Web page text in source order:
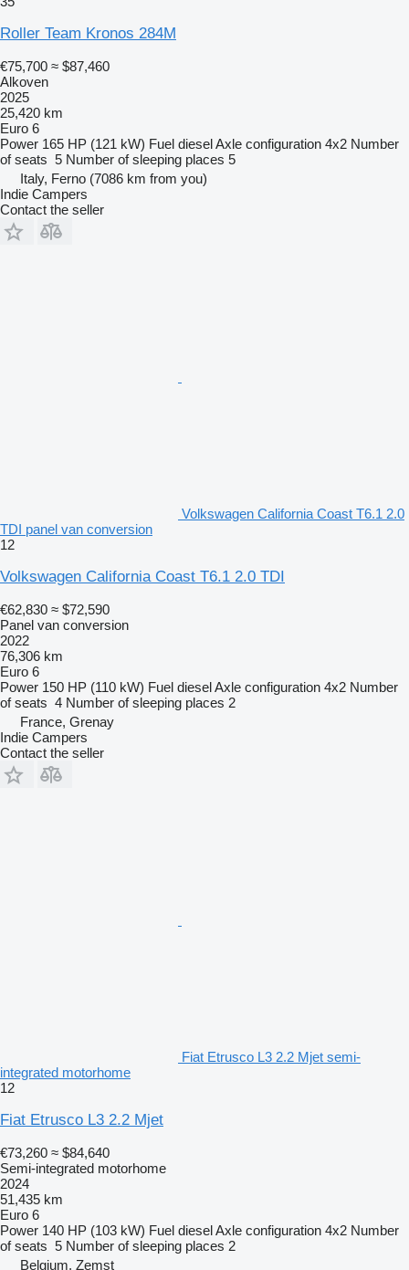
Roller Team Kronos 284M
€75,700 ≈ $87,460
Alkoven
2025
25,420 km
Euro 6
Power 165 HP (121 kW) Fuel dieselAxle configuration 4x2 Number
of seats 5 Number of sleeping places 5
Italy, Ferno (7086 km from you)
Indie Campers
Contact the seller
Volkswagen California Coast T6.1 2.0
TDI panel van conversion
12
Volkswagen California Coast T6.1 2.0 TDI
€62,830 ≈ $72,590
Panel van conversion
2022
76,306 km
Euro 6
Power 150 HP (110 kW) Fuel dieselAxle configuration 4x2 Number
of seats 4 Number of sleeping places 2
France, Grenay
Indie Campers
Contact the seller
Fiat Etrusco L3 2.2 Mjet semi-
integrated motorhome
12
Fiat Etrusco L3 2.2 Mjet
€73,260 ≈ $84,640
Semi-integrated motorhome
2024
51,435 km
Euro 6
Power 140 HP (103 kW) Fuel dieselAxle configuration 4x2 Number
of seats 5 Number of sleeping places 2
Belgium, Zemst